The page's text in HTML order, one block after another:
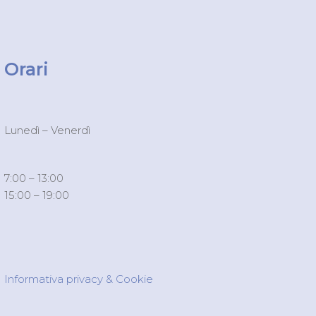
Orari
Lunedì – Venerdì
7:00 – 13:00
15:00 – 19:00
Informativa privacy & Cookie